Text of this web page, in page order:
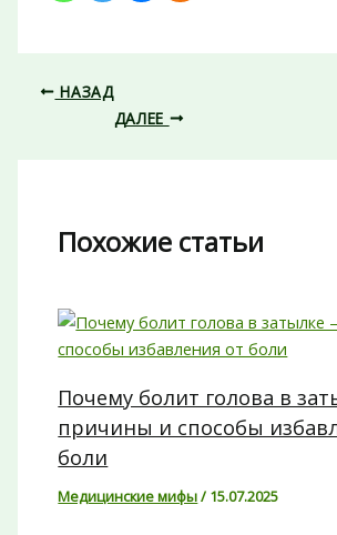
НАЗАД
ДАЛЕЕ
Похожие статьи
Почему болит голова в
причины и способы
боли
Медицинские мифы/ 15.07.2025